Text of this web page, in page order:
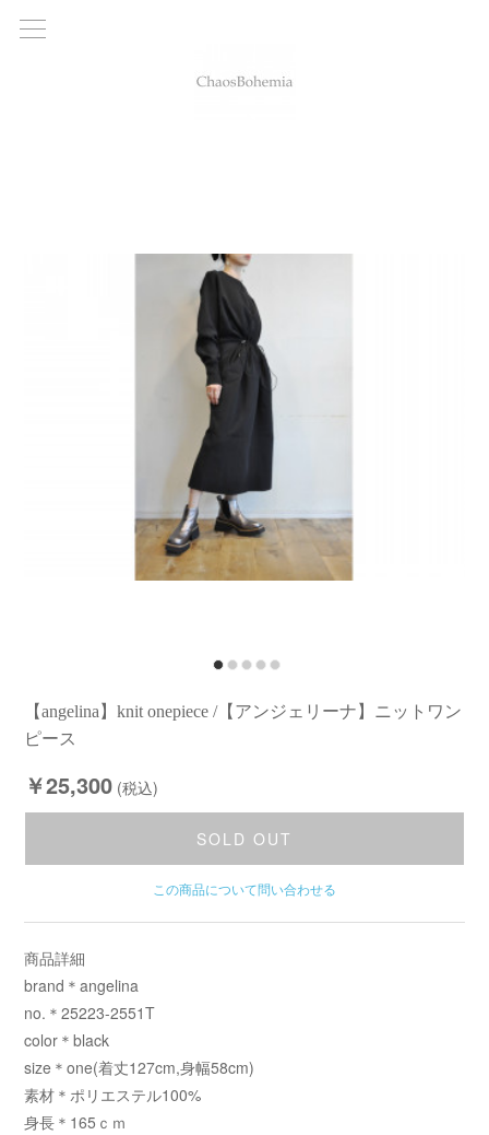
【angelina】knit onepiece /【アンジェリーナ】ニットワン
ピース
￥25,300 (税込)
SOLD OUT
この商品について問い合わせる
商品詳細
brand＊angelina
no.＊25223-2551T
color＊black
size＊one(着丈127cm,身幅58cm)
素材＊ポリエステル100%
身長＊165ｃｍ